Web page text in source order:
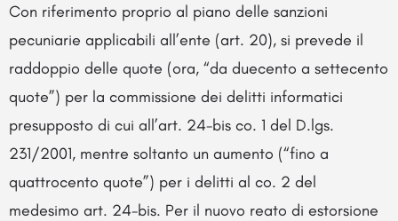
Con riferimento proprio al piano delle sanzioni
pecuniarie applicabili all’ente (art. 20), si prevede il
raddoppio delle quote (ora, “da duecento a settecento
quote”) per la commissione dei delitti informatici
presupposto di cui all’art. 24-bis co. 1 del D.lgs.
231/2001, mentre soltanto un aumento (“fino a
quattrocento quote”) per i delitti al co. 2 del
medesimo art. 24-bis. Per il nuovo reato di estorsione